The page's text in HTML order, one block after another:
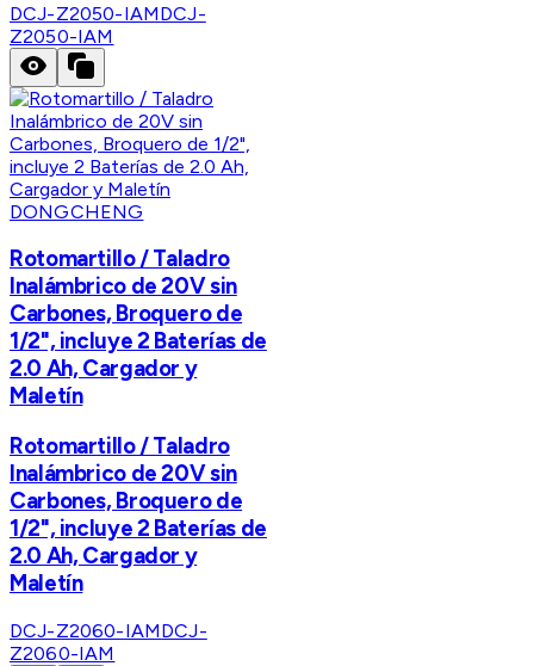
DCJ-Z2050-IAMDCJ-
Z2050-IAM
DONGCHENG
Rotomartillo / Taladro
Inalámbrico de 20V sin
Carbones, Broquero de
1/2", incluye 2 Baterías de
2.0 Ah, Cargador y
Maletín
Rotomartillo / Taladro
Inalámbrico de 20V sin
Carbones, Broquero de
1/2", incluye 2 Baterías de
2.0 Ah, Cargador y
Maletín
DCJ-Z2060-IAMDCJ-
Z2060-IAM